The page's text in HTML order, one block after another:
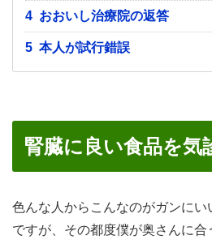
4 おおいし治療院の返答
5 本人が試行錯誤
腎臓に良い食品を気
色んな人からこんなのがガンに
ですが、その都度僕が奥さんに合